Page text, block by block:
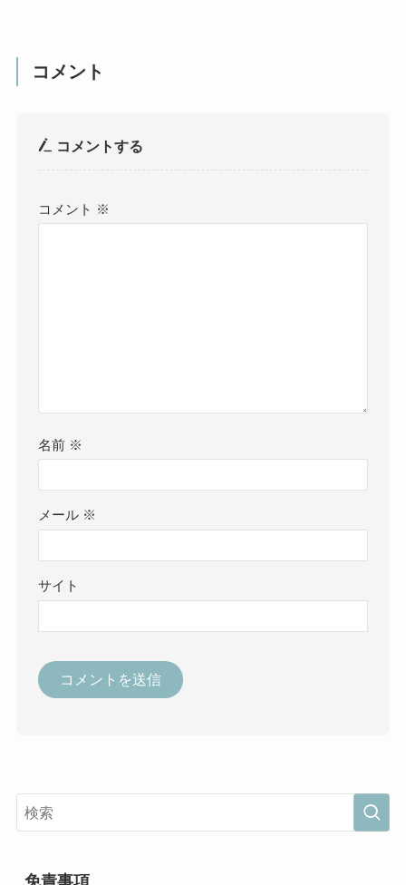
コメント
コメントする
コメント ※
名前 ※
メール ※
サイト